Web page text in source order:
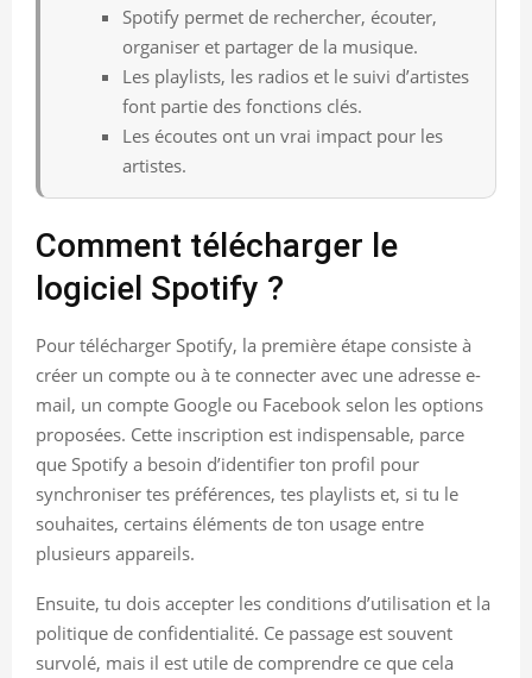
Spotify permet de rechercher, écouter,
organiser et partager de la musique.
Les playlists, les radios et le suivi d’artistes
font partie des fonctions clés.
Les écoutes ont un vrai impact pour les
artistes.
Comment télécharger le
logiciel Spotify ?
Pour télécharger Spotify, la première étape consiste à
créer un compte ou à te connecter avec une adresse e-
mail, un compte Google ou Facebook selon les options
proposées. Cette inscription est indispensable, parce
que Spotify a besoin d’identifier ton profil pour
synchroniser tes préférences, tes playlists et, si tu le
souhaites, certains éléments de ton usage entre
plusieurs appareils.
Ensuite, tu dois accepter les conditions d’utilisation et la
politique de confidentialité. Ce passage est souvent
survolé, mais il est utile de comprendre ce que cela